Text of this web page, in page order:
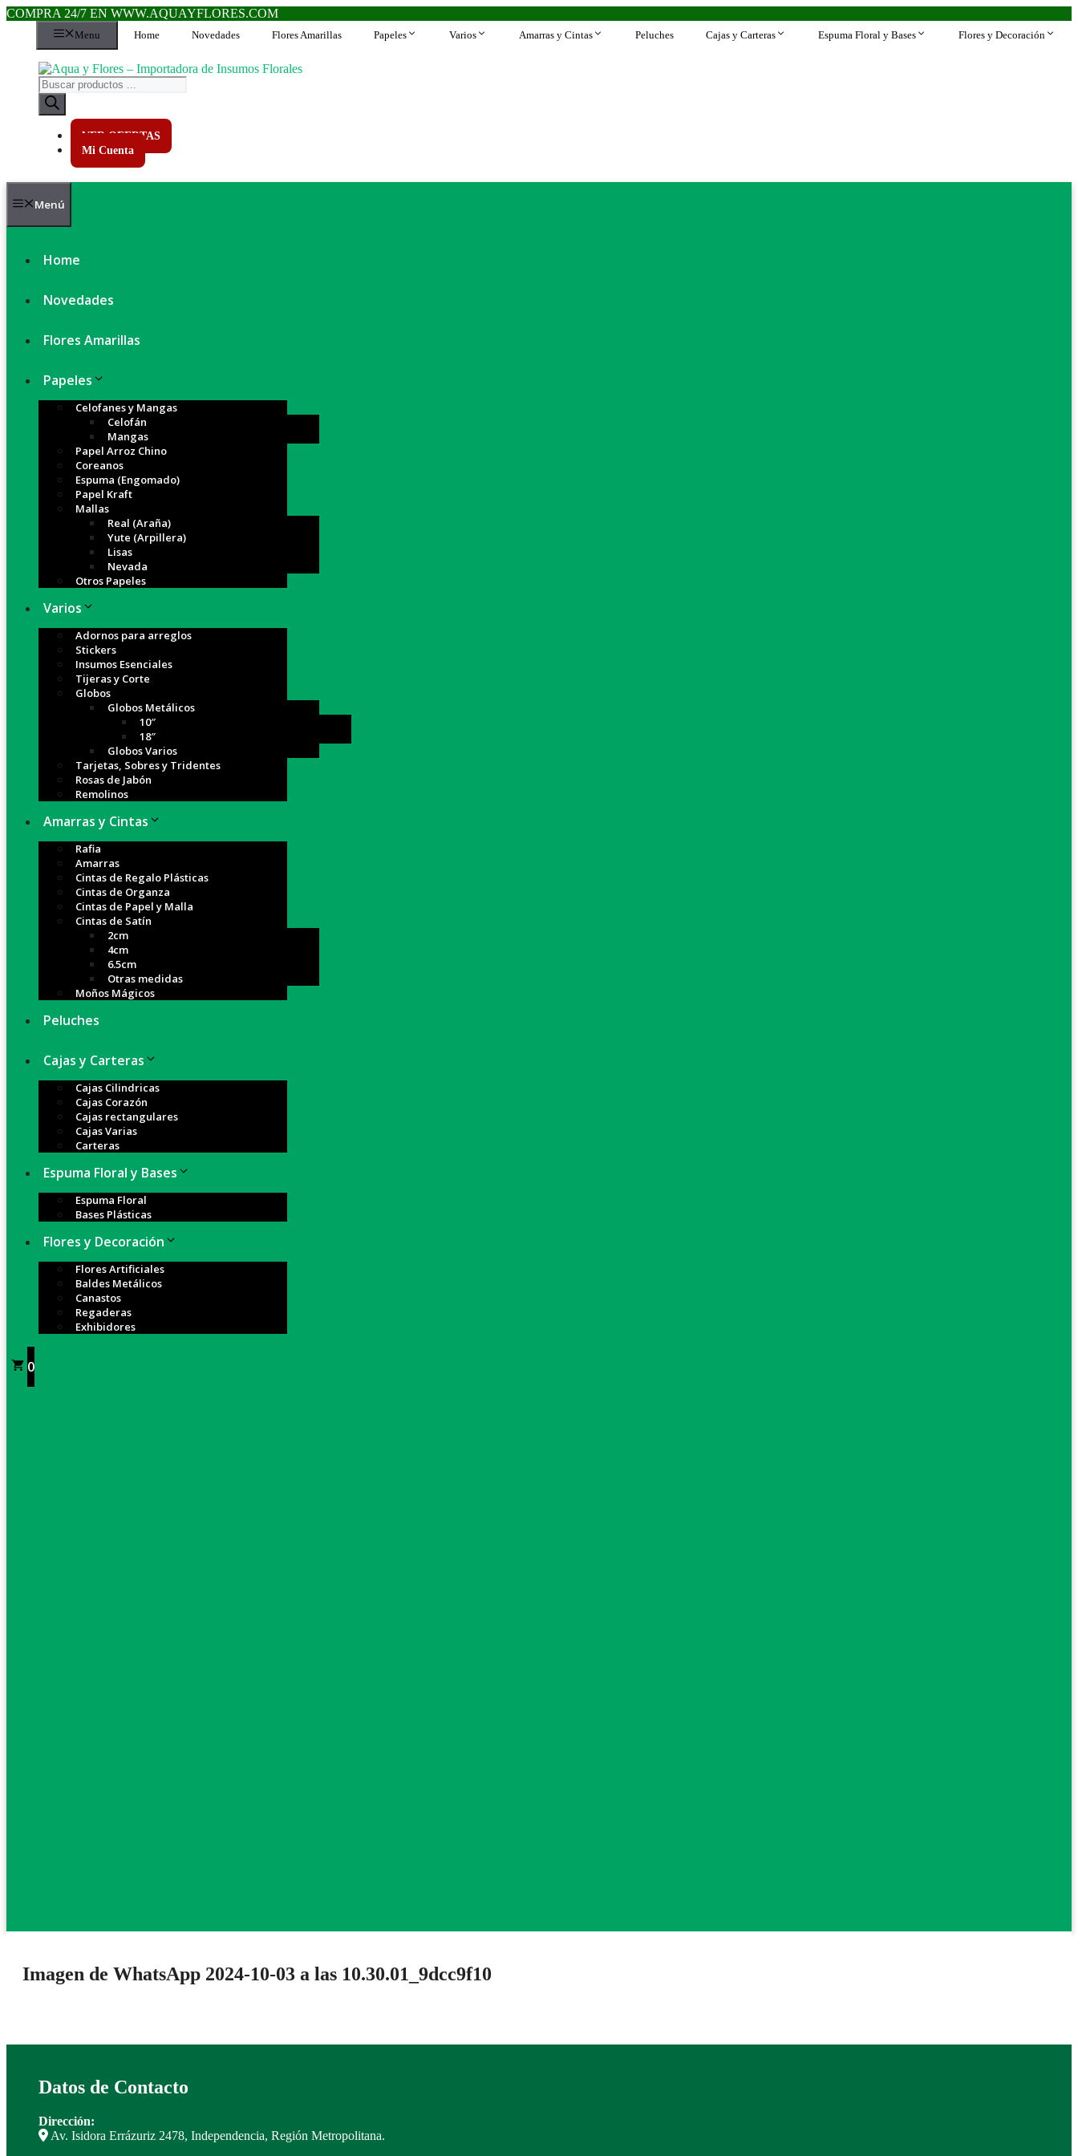
COMPRA 24/7 EN WWW.AQUAYFLORES.COM
Menu Home Novedades Flores Amarillas Papeles Varios Amarras y Cintas Peluches Cajas y Carteras Espuma Floral y Bases Flores y Decoración
Búsqueda
de
productos
VER OFERTAS
Mi Cuenta
Menú
Home
Novedades
Flores Amarillas
Papeles
Celofanes y Mangas
Celofán
Mangas
Papel Arroz Chino
Coreanos
Espuma (Engomado)
Papel Kraft
Mallas
Real (Araña)
Yute (Arpillera)
Lisas
Nevada
Otros Papeles
Varios
Adornos para arreglos
Stickers
Insumos Esenciales
Tijeras y Corte
Globos
Globos Metálicos
10″
18″
Globos Varios
Tarjetas, Sobres y Tridentes
Rosas de Jabón
Remolinos
Amarras y Cintas
Rafia
Amarras
Cintas de Regalo Plásticas
Cintas de Organza
Cintas de Papel y Malla
Cintas de Satín
2cm
4cm
6.5cm
Otras medidas
Moños Mágicos
Peluches
Cajas y Carteras
Cajas Cilindricas
Cajas Corazón
Cajas rectangulares
Cajas Varias
Carteras
Espuma Floral y Bases
Espuma Floral
Bases Plásticas
Flores y Decoración
Flores Artificiales
Baldes Metálicos
Canastos
Regaderas
Exhibidores
0
Imagen de WhatsApp 2024-10-03 a las 10.30.01_9dcc9f10
Datos de Contacto
Dirección:
Av. Isidora Errázuriz 2478, Independencia, Región Metropolitana.